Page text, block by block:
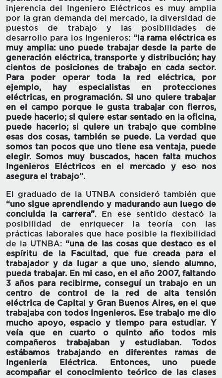
injerencia del Ingeniero Eléctricos es muy amplia
por la gran demanda del mercado, la diversidad de
puestos de trabajo y las posibilidades de
desarrollo para los Ingenieros: “la rama eléctrica es
muy amplia: uno puede trabajar desde la parte de
generación eléctrica, transporte y distribución; hay
cientos de posiciones de trabajo en cada sector.
Para poder operar toda la red eléctrica, por
ejemplo, hay especialistas en protecciones
eléctricas, en programación. Si uno quiere trabajar
en el campo porque le gusta trabajar con fierros,
puede hacerlo; si quiere estar sentado en la oficina,
puede hacerlo; si quiere un trabajo que combine
esas dos cosas, también se puede. La verdad que
somos tan pocos que uno tiene esa ventaja, puede
elegir. Somos muy buscados, hacen falta muchos
Ingenieros Eléctricos en el mercado y eso nos
asegura el trabajo”.
El graduado de la UTNBA consideró también que
“uno sigue aprendiendo y madurando aun luego de
concluida la carrera”. En ese sentido destacó la
posibilidad de enriquecer la teoría con las
prácticas laborales que hace posible la flexibilidad
de la UTNBA: “una de las cosas que destaco es el
espíritu de la Facultad, que fue creada para el
trabajador y da lugar a que uno, siendo alumno,
pueda trabajar. En mi caso, en el año 2007, faltando
3 años para recibirme, conseguí un trabajo en un
centro de control de la red de alta tensión
eléctrica de Capital y Gran Buenos Aires, en el que
trabajaba con todos ingenieros. Ese trabajo me dio
mucho apoyo, espacio y tiempo para estudiar. Y
veía que en cuarto o quinto año todos mis
compañeros trabajaban y estudiaban. Todos
estábamos trabajando en diferentes ramas de
Ingeniería Eléctrica. Entonces, uno puede
acompañar el conocimiento teórico de las clases